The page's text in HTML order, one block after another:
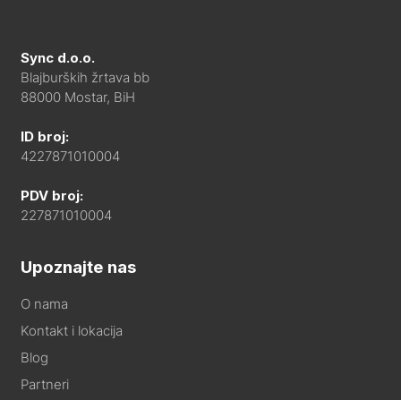
Sync d.o.o.
Blajburških žrtava bb
88000 Mostar, BiH
ID broj:
4227871010004
PDV broj:
227871010004
Upoznajte nas
O nama
Kontakt i lokacija
Blog
Partneri